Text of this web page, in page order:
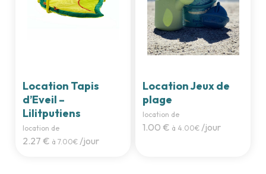
Location Tapis
d’Eveil –
Lilitputiens
location de
2.27 € à 7.00€ /jour
Location Jeux de
plage
location de
1.00 € à 4.00€ /jour